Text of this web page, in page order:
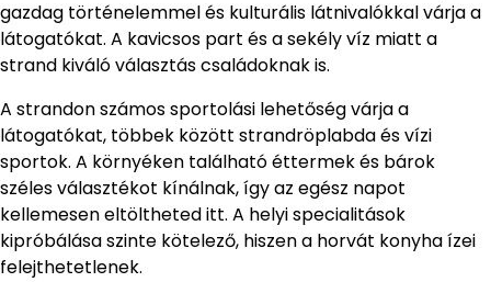
gazdag történelemmel és kulturális látnivalókkal várja a
látogatókat. A kavicsos part és a sekély víz miatt a
strand kiváló választás családoknak is.
A strandon számos sportolási lehetőség várja a
látogatókat, többek között strandröplabda és vízi
sportok. A környéken található éttermek és bárok
széles választékot kínálnak, így az egész napot
kellemesen eltöltheted itt. A helyi specialitások
kipróbálása szinte kötelező, hiszen a horvát konyha ízei
felejthetetlenek.